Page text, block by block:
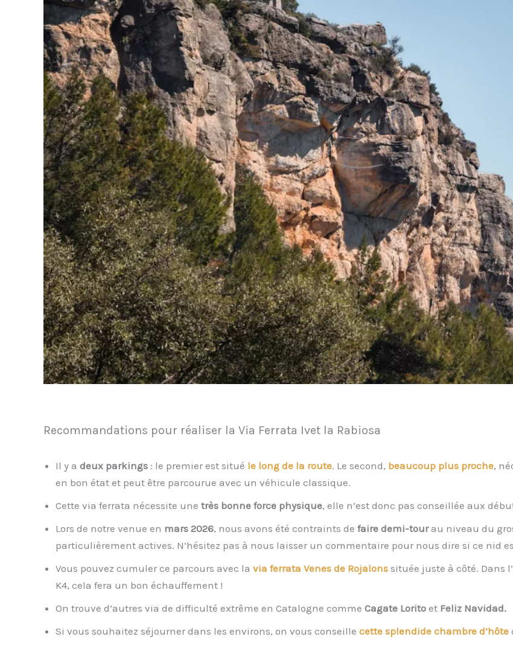
Recommandations pour réaliser la Via Ferrata Ivet la Rabiosa
Il y a deux parkings : le premier est situé le long de la route. Le second, beaucoup plus proche,
en bon état et peut être parcourue avec un véhicule classique.
Cette via ferrata nécessite une très bonne force physique, elle n’est donc pas conseillée aux
Lors de notre venue en mars 2026, nous avons été contraints de faire demi-tourau niveau du
particulièrement actives. N’hésitez pas à nous laisser un commentaire pour nous dire si ce nid
Vous pouvez cumuler ce parcours avec la via ferrata Venes de Rojalons située juste à côté. Dans
K4, cela fera un bon échauffement !
On trouve d’autres via de difficulté extrême en Catalogne comme Cagate Lorito et Feliz Navidad.
Si vous souhaitez séjourner dans les environs, on vous conseille cette splendide chambre d’hôte